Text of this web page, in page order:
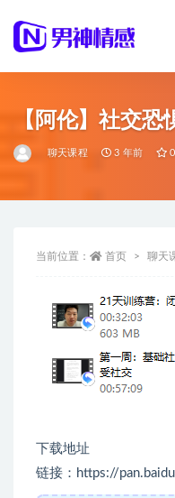
【阿伦】社交恐
聊天课程 3 年前 0
当前位置： 首页 聊天
下载地址
链接：https://